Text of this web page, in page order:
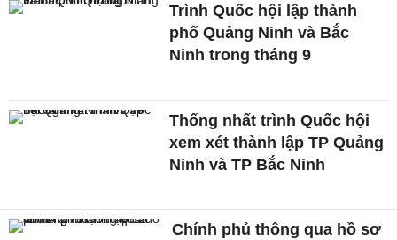
Trình Quốc hội lập thành
phố Quảng Ninh và Bắc
Ninh trong tháng 9
Thống nhất trình Quốc hội
xem xét thành lập TP Quảng
Ninh và TP Bắc Ninh
Chính phủ thông qua hồ sơ